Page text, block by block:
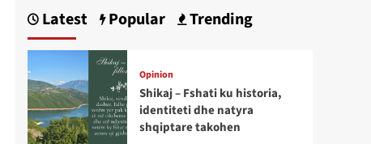
Latest Popular Trending
Opinion
Shikaj – Fshati ku historia,
identiteti dhe natyra
shqiptare takohen